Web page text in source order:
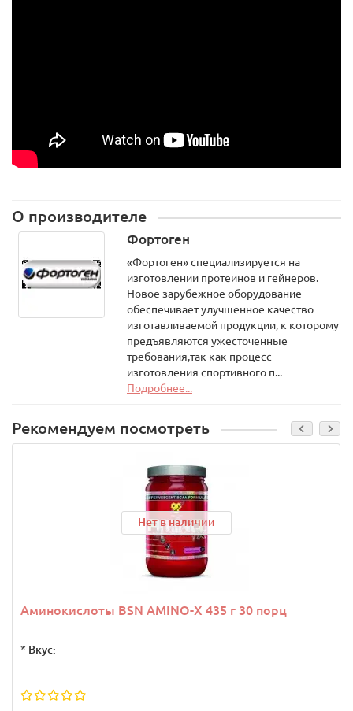
О производителе
Фортоген
«Фортоген» специализируется на
изготовлении протеинов и гейнеров.
Новое зарубежное оборудование
обеспечивает улучшенное качество
изготавливаемой продукции, к которому
предъявляются ужесточенные
требования,так как процесс
изготовления спортивного п...
Подробнее...
Рекомендуем посмотреть
Нет в наличии
Аминокислоты BSN AMINO-X 435 г 30 порц
* Вкус: